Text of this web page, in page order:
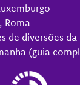
Roma
de diversões da
(guia